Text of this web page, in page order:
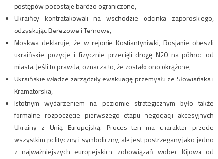
postępów pozostaje bardzo ograniczone,
Ukraińcy kontratakowali na wschodzie odcinka zaporoskiego,
odzyskując Berezowe i Ternowe,
Moskwa deklaruje, że w rejonie Kostiantyniwki, Rosjanie obeszli
ukraińskie pozycje i fizycznie przecięli drogę N20 na północ od
miasta. Jeśli to prawda, oznacza to, że zostało ono okrążone,
Ukraińskie władze zarządziły ewakuację przemysłu ze Słowiańska i
Kramatorska,
Istotnym wydarzeniem na poziomie strategicznym było także
formalne rozpoczęcie pierwszego etapu negocjacji akcesyjnych
Ukrainy z Unią Europejską. Proces ten ma charakter przede
wszystkim polityczny i symboliczny, ale jest postrzegany jako jedno
z najważniejszych europejskich zobowiązań wobec Kijowa od